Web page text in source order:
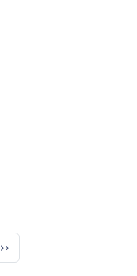
Następna strona
››